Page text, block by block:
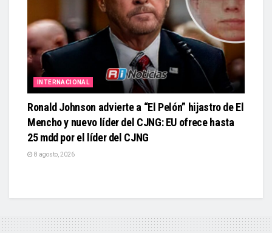
INTERNACIONAL
Ronald Johnson advierte a “El Pelón” hijastro de El
Mencho y nuevo líder del CJNG: EU ofrece hasta
25 mdd por el líder del CJNG
8 agosto, 2026